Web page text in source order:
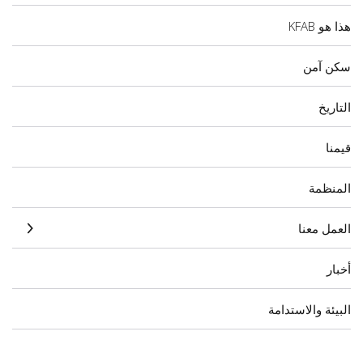
هذا هو KFAB
سكن آمن
التاريخ
قيمنا
المنظمة
العمل معنا
أخبار
البيئة والاستدامة